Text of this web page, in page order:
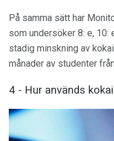
På samma sätt har
som undersöker 8: e, 10:
stadig minskning av
månader av studenter
4 - Hur används